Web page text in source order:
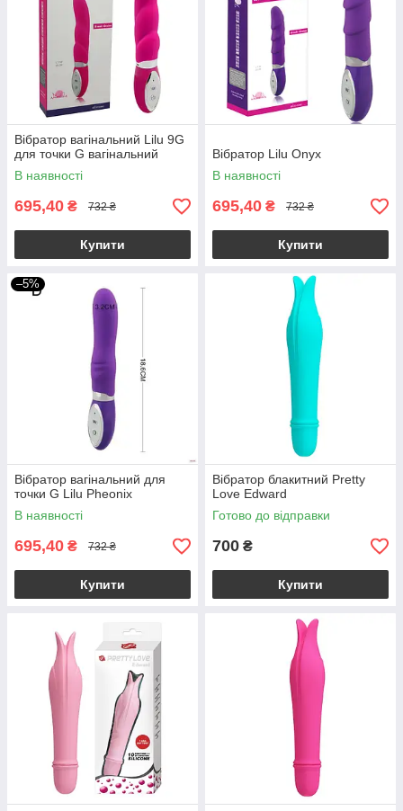
Вібратор вагінальний Lilu 9G
для точки G вагінальний
В наявності
695,40 ₴ 732 ₴
Купити
Вібратор Lilu Onyx
В наявності
695,40 ₴ 732 ₴
Купити
–5%
Вібратор вагінальний для
точки G Lilu Pheonix
В наявності
695,40 ₴ 732 ₴
Купити
Вібратор блакитний Pretty
Love Edward
Готово до відправки
700 ₴
Купити